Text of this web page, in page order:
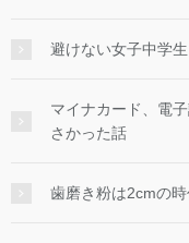
避けない女子中学
マイナカード、電
さかった話
歯磨き粉は2cmの時